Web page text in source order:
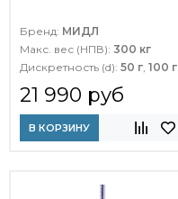
Бренд: МИДЛ
Макс. вес (НПВ): 300 кг
Дискретность (d): 50 г, 100 г
21 990 руб
В КОРЗИНУ